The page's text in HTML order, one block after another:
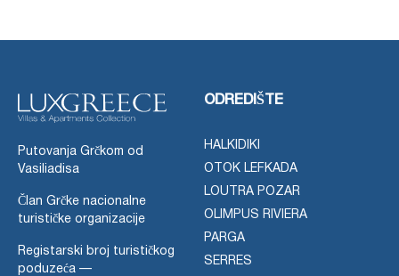
Putovanja Grčkom od
Vasiliadisa
Član Grčke nacionalne
turističke organizacije
Registarski broj turističkog
poduzeća —
ODREDIŠTE
HALKIDIKI
OTOK LEFKADA
LOUTRA POZAR
OLIMPUS RIVIERA
PARGA
SERRES